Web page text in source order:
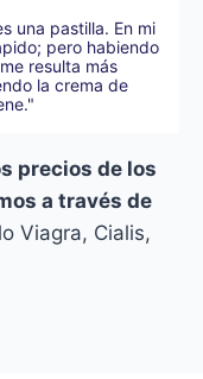
una pastilla. En mi
pero habiendo
resulta más
la crema de
precios de los
a través de
Viagra, Cialis,